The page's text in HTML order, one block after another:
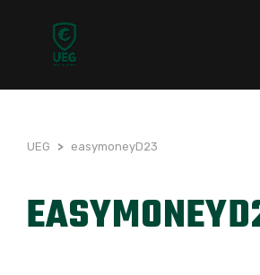
UEG > easymoneyD23